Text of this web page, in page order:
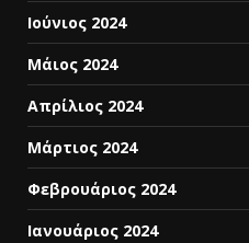
Ιούνιος 2024
Μάιος 2024
Απρίλιος 2024
Μάρτιος 2024
Φεβρουάριος 2024
Ιανουάριος 2024